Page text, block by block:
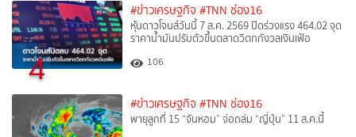
4
#ข่าวเศรษฐกิจ #TNN ช่อง16
หุ้นดาวโจนส์วันนี้ 7 ส.ค. 2569 ปิดร่วงแรง 464.02 จุด
ราคาน้ำมันปรับตัวขึ้นตลาดวิตกกังวลเงินเฟ้อ
106
#ข่าวเศรษฐกิจ #TNN ช่อง16
พายุลูกที่ 15 “จันหอม” จ่อถล่ม “ญี่ปุ่น” 11 ส.ค.นี้